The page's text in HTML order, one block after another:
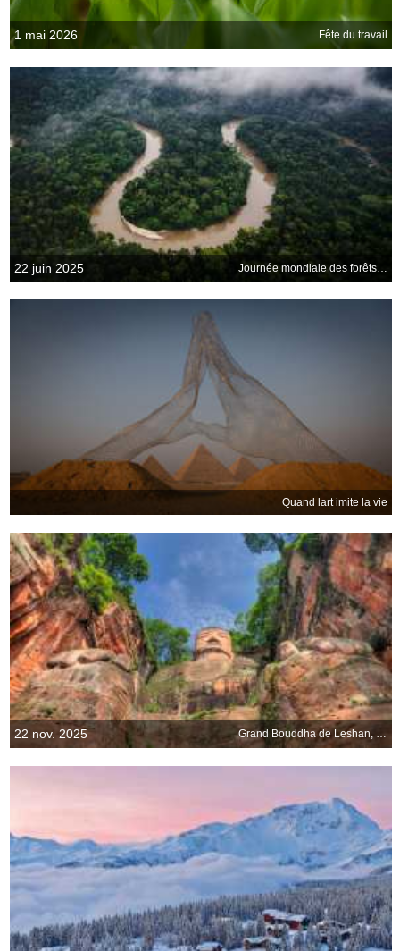
1 mai 2026 Fête du travail
22 juin 2025 Journée mondiale des forêts tropicales
Quand lart imite la vie
22 nov. 2025 Grand Bouddha de Leshan, Sichuan, Chine